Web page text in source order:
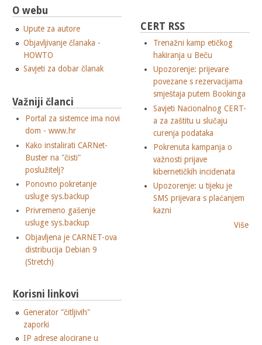
O webu
Upute za autore
Objavljivanje članaka -
HOWTO
Savjeti za dobar članak
Važniji članci
Portal za sistemce ima novi
dom - www.hr
Kako instalirati CARNet-
Buster na "čisti"
poslužitelj?
Ponovno pokretanje
usluge sys.backup
Privremeno gašenje
usluge sys.backup
Objavljena je CARNET-ova
distribucija Debian 9
(Stretch)
Korisni linkovi
Generator "čitljivih"
zaporki
IP adrese alocirane u
CERT RSS
Trenažni kamp etičkog
hakiranja u Beču
Upozorenje: prijevare
povezane s rezervacijama
smještaja putem Bookinga
Savjeti Nacionalnog CERT-
a za zaštitu u slučaju
curenja podataka
Pokrenuta kampanja o
važnosti prijave
kibernetičkih incidenata
Upozorenje: u tijeku je
SMS prijevara s plaćanjem
kazni
Više